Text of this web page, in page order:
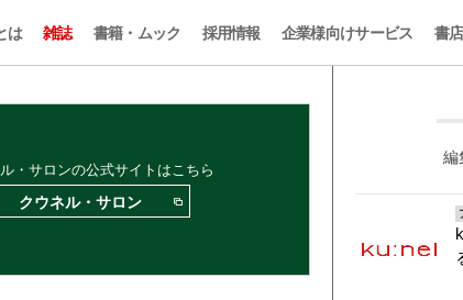
は 雑誌 書籍・ムック 採用情報 企業様向けサービス 書
・サロンの公式サイトはこちら
クウネル・サロン
編